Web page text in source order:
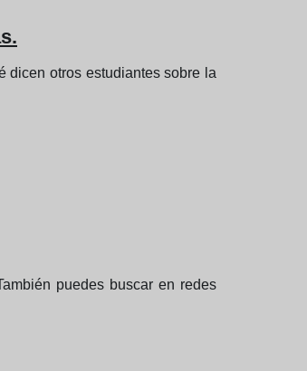
dicen otros estudiantes sobre la
puedes buscar en redes